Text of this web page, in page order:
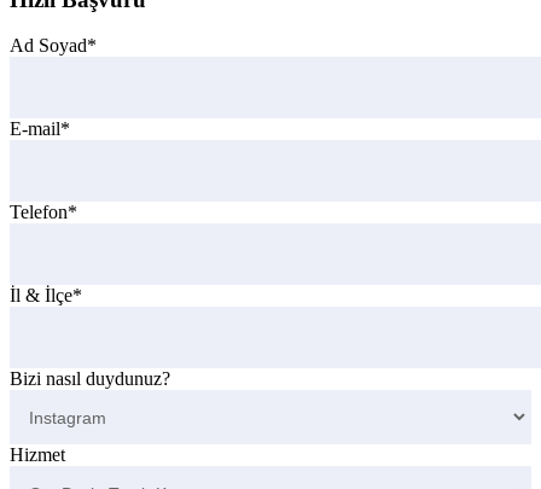
Ad Soyad*
E-mail*
Telefon*
İl & İlçe*
Bizi nasıl duydunuz?
Hizmet